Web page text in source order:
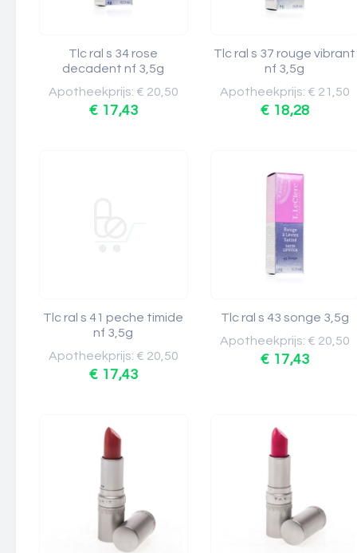
Tlc ral s 34 rose
decadent nf 3,5g
Apotheekprijs: € 20,50
€ 17,43
Tlc ral s 37 rouge vibrant
nf 3,5g
Apotheekprijs: € 21,50
€ 18,28
Tlc ral s 41 peche timide
nf 3,5g
Apotheekprijs: € 20,50
€ 17,43
Tlc ral s 43 songe 3,5g
Apotheekprijs: € 20,50
€ 17,43